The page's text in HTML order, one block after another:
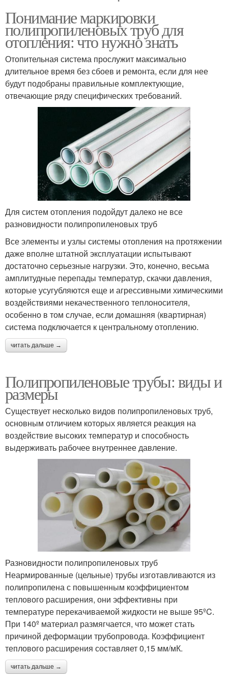
Понимание маркировки
полипропиленовых труб для
отопления: что нужно знать
Отопительная система прослужит максимально
длительное время без сбоев и ремонта, если для нее
будут подобраны правильные комплектующие,
отвечающие ряду специфических требований.
Для систем отопления подойдут далеко не все
разновидности полипропиленовых труб
Все элементы и узлы системы отопления на протяжении
даже вполне штатной эксплуатации испытывают
достаточно серьезные нагрузки. Это, конечно, весьма
амплитудные перепады температур, скачки давления,
которые усугубляются еще и агрессивными химическими
воздействиями некачественного теплоносителя,
особенно в том случае, если домашняя (квартирная)
система подключается к центральному отоплению.
читать дальше →
Полипропиленовые трубы: виды и
размеры
Существует несколько видов полипропиленовых труб,
основным отличием которых является реакция на
воздействие высоких температур и способность
выдерживать рабочее внутреннее давление.
Разновидности полипропиленовых труб
Неармированные (цельные) трубы изготавливаются из
полипропилена с повышенным коэффициентом
теплового расширения, они эффективны при
температуре перекачиваемой жидкости не выше 95ºC.
При 140º материал размягчается, что может стать
причиной деформации трубопровода. Коэффициент
теплового расширения составляет 0,15 мм/мК.
читать дальше →